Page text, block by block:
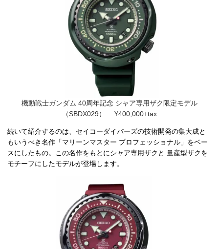
機動戦士ガンダム 40周年記念 シャア専用ザク限定モデル
（SBDX029） ¥400,000+tax
続いて紹介するのは、セイコーダイバーズの技術開発の集大成と
もいうべき名作「マリーンマスター プロフェッショナル」をベー
スにしたもの。この名作をもとにシャア専用ザクと 量産型ザクを
モチーフにしたモデルが登場します。